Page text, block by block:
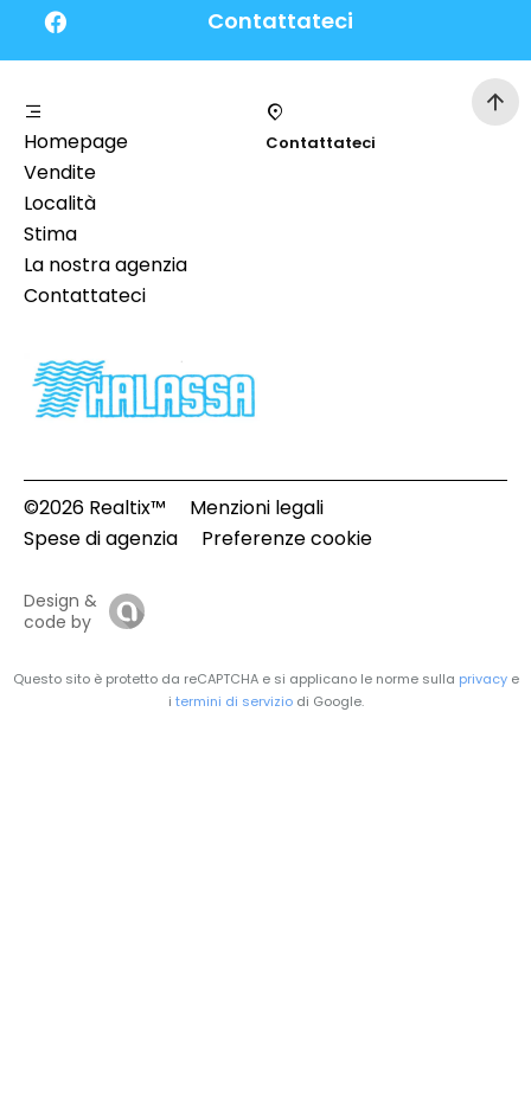
Contattateci
Homepage
Vendite
Località
Stima
La nostra agenzia
Contattateci
Contattateci
©2026 Realtix™
Menzioni legali
Spese di agenzia
Preferenze cookie
Design &
code by
Questo sito è protetto da reCAPTCHA e si applicano le norme sulla privacye
i termini di serviziodi Google.